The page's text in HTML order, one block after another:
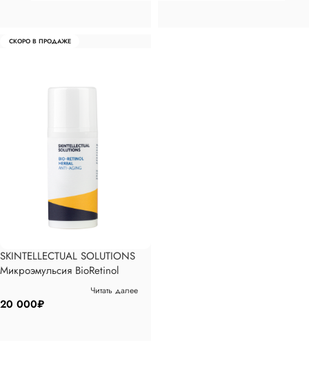
СКОРО В ПРОДАЖЕ
SKINTELLECTUAL SOLUTIONS
Микроэмульсия BioRetinol
Herbal Anti-Age, 30мл
20 000₽
Читать далее